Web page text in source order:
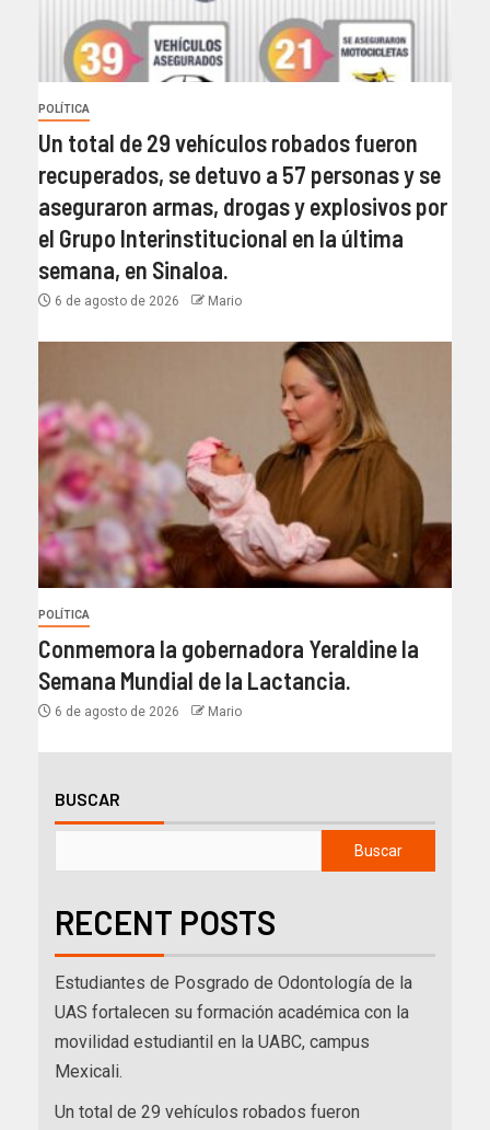
POLÍTICA
Un total de 29 vehículos robados fueron
recuperados, se detuvo a 57 personas y se
aseguraron armas, drogas y explosivos por
el Grupo Interinstitucional en la última
semana, en Sinaloa.
6 de agosto de 2026 Mario
POLÍTICA
Conmemora la gobernadora Yeraldine la
Semana Mundial de la Lactancia.
6 de agosto de 2026 Mario
BUSCAR
Buscar
RECENT POSTS
Estudiantes de Posgrado de Odontología de la
UAS fortalecen su formación académica con la
movilidad estudiantil en la UABC, campus
Mexicali.
Un total de 29 vehículos robados fueron